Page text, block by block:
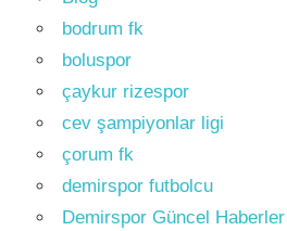
bodrum fk
boluspor
çaykur rizespor
cev şampiyonlar ligi
çorum fk
demirspor futbolcu
Demirspor Güncel Haberler